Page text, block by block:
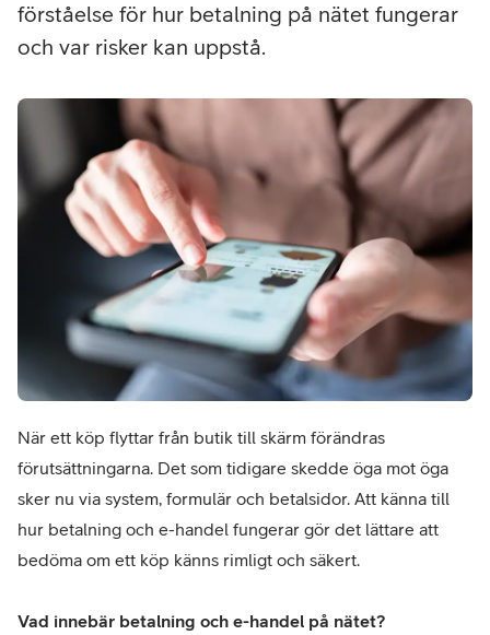
förståelse för hur betalning på nätet fungerar
och var risker kan uppstå.
När ett köp flyttar från butik till skärm förändras
förutsättningarna. Det som tidigare skedde öga mot öga
sker nu via system, formulär och betalsidor. Att känna till
hur betalning och e-handel fungerar gör det lättare att
bedöma om ett köp känns rimligt och säkert.
Vad innebär betalning och e-handel på nätet?